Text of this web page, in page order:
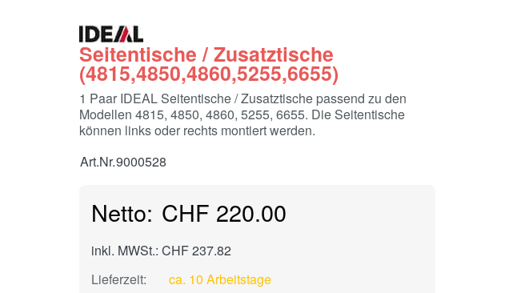
Seitentische / Zusatztische
(4815,4850,4860,5255,6655)
1 Paar IDEAL Seitentische / Zusatztische passend zu den
Modellen 4815, 4850, 4860, 5255, 6655. Die Seitentische
können links oder rechts montiert werden.
Art.Nr.9000528
CHF 220.00
inkl. MWSt.: CHF 237.82
Lieferzeit:
ca. 10 Arbeitstage